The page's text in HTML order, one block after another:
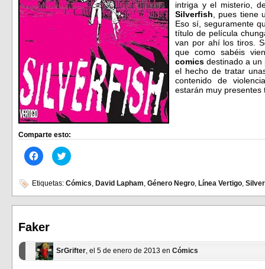
intriga y el misterio,
Silverfish , pues tiene
Eso sí, seguramente
título de película
van por ahí los tiros.
que como sabéis
comics destinado a un
el hecho de tratar
contenido de
estarán muy
Comparte esto:
Haz
clic
en
Facebook
(Se
abre
ventana
nueva)
Haz
clic
en
(Se
abre
Etiquetas: Cómics, David Lapham, Género Negro, Línea Vertigo,
Faker
SrGrifter, el 5 de enero de 2013 en Cómics